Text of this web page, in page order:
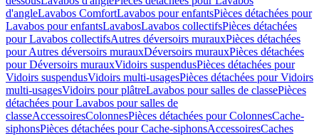
d'angleLavabos ComfortLavabos pour enfantsPièces détachées pour
Lavabos pour enfantsLavabosLavabos collectifsPièces détachées
pour Lavabos collectifsAutres déversoirs murauxPièces détachées
pour Autres déversoirs murauxDéversoirs murauxPièces détachées
pour Déversoirs murauxVidoirs suspendusPièces détachées pour
Vidoirs suspendusVidoirs multi-usagesPièces détachées pour Vidoirs
multi-usagesVidoirs pour plâtreLavabos pour salles de classePièces
détachées pour Lavabos pour salles de
classeAccessoiresColonnesPièces détachées pour ColonnesCache-
siphonsPièces détachées pour Cache-siphonsAccessoiresCaches